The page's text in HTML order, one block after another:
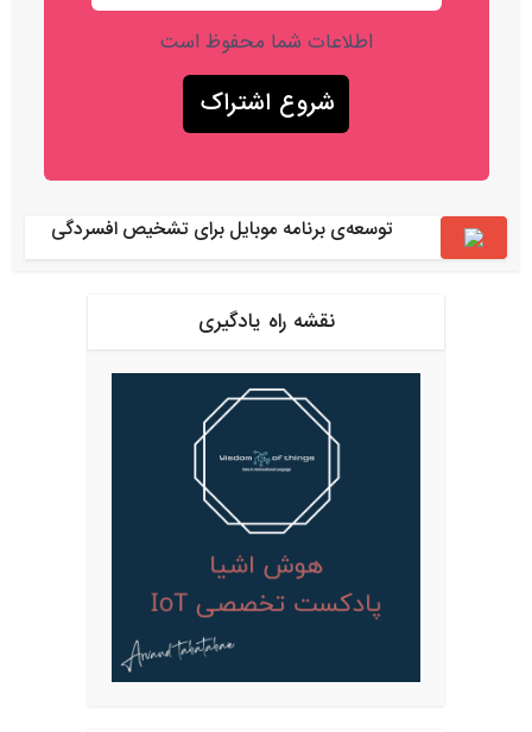
اطلاعات شما محفوظ است
توسعه‌ی برنامه موبایل برای تشخیص افسردگی
نقشه راه یادگیری